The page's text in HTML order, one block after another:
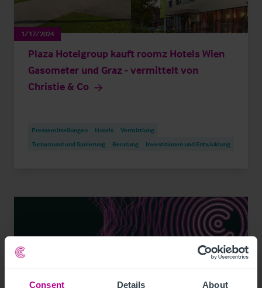
Consent Details About
1/17/2024
Plaza Hotelgroup kauft roomz Hotels Wien
Gasometer und Graz - vermittelt von
Christie & Co
Pressemitteilungen Hotels
Vermittlung
Turnaround und Sanierung
Beratung Investitionen und Entwicklung